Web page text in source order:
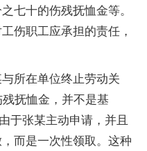
七十的伤残抚恤金等。
伤职工应承担的责任，
所在单位终止劳动关
抚恤金，并不是基
于张某主动申请，并且
而是一次性领取。这种